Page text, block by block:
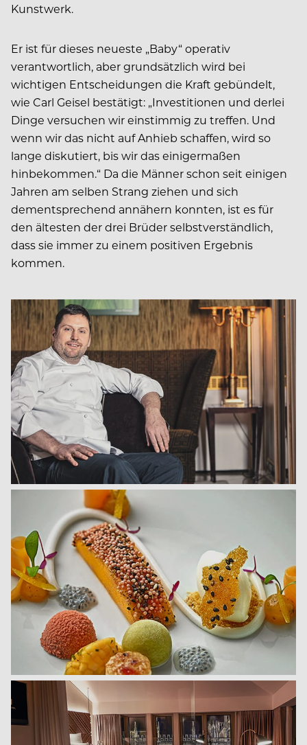
Kunstwerk.
Er ist für dieses neueste „Baby“ operativ
verantwortlich, aber grundsätzlich wird bei
wichtigen Entscheidungen die Kraft gebündelt,
wie Carl Geisel bestätigt: „Investitionen und derlei
Dinge versuchen wir einstimmig zu treffen. Und
wenn wir das nicht auf Anhieb schaffen, wird so
lange diskutiert, bis wir das einigermaßen
hinbekommen.“ Da die Männer schon seit einigen
Jahren am selben Strang ziehen und sich
dementsprechend annähern konnten, ist es für
den ältesten der drei Brüder selbstverständlich,
dass sie immer zu einem positiven Ergebnis
kommen.